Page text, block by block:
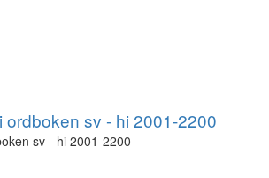
ordboken sv - hi 2001-2200
sv - hi 2001-2200